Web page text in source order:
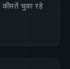
चुका रहे